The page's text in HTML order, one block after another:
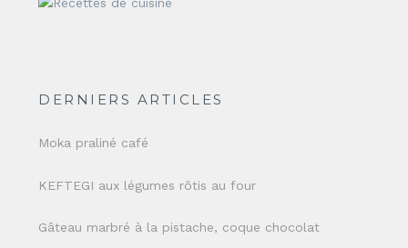
DERNIERS ARTICLES
Moka praliné café
KEFTEGI aux légumes rôtis au four
Gâteau marbré à la pistache, coque chocolat